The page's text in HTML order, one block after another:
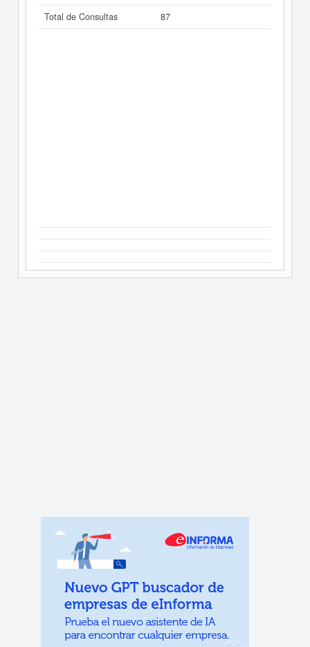
Total de Consultas
87